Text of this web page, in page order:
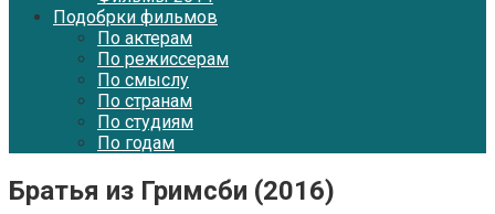
Подобрки фильмов
По актерам
По режиссерам
По смыслу
По странам
По студиям
По годам
Братья из Гримсби (2016)